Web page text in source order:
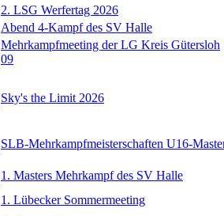
2. LSG Werfertag 2026
Abend 4-Kampf des SV Halle
Mehrkampfmeeting der LG Kreis Gütersloh
09
Sky's the Limit 2026
SLB-Mehrkampfmeisterschaften U16-
1. Masters Mehrkampf des SV Halle
1. Lübecker Sommermeeting